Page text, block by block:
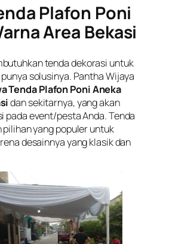
Plafon Poni
Area Bekasi
tenda dekorasi untuk
solusinya. Pantha Wijaya
Tenda Plafon Poni Aneka
dan sekitarnya, yang akan
pada event/pesta Anda. Tenda
yang populer untuk
desainnya yang klasik dan